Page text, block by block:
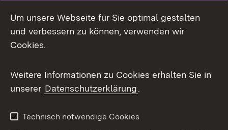
Mastodon
Messenger
Social Wall
X / Twitter
Youtube
Um unsere Webseite für Sie optimal gestalten
und verbessern zu können, verwenden wir
Cookies.
Weitere Informationen zu Cookies erhalten Sie in
unserer Datenschutzerklärung.
Technisch notwendige Cookies